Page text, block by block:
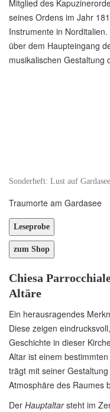
Mitglied des
seines Ordens im Jahr
Instrumente in
über dem Haupteingang
musikalischen Gestaltung
Sonderheft: Lust auf
Traumorte am Gardasee
Chiesa
Altäre
Ein herausragendes
Diese zeigen
Geschichte in dieser
Altar ist einem
trägt mit seiner
Atmosphäre des Raumes
Der Hauptaltarsteht im